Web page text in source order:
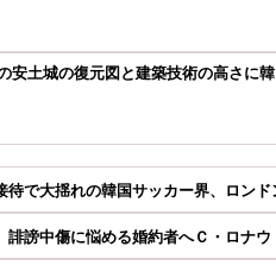
安土城の復元図と建築技術の高さに
待で大揺れの韓国サッカー界、ロン
誹謗中傷に悩める婚約者へＣ・ロナ